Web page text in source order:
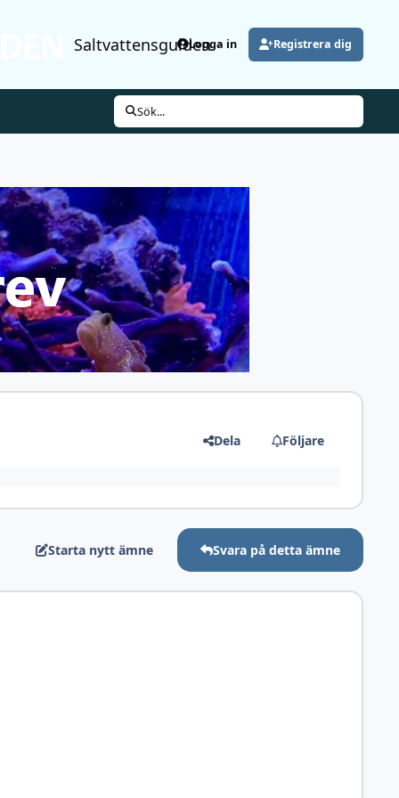
SaltvattensguidenLogga in Registrera dig
Sök...
Dela Följare
Starta nytt ämne Svara på detta ämne